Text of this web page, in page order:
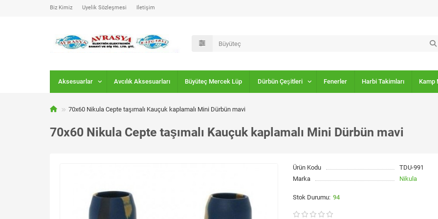
Biz Kimiz Üyelik Sözleşmesi İletişim
Aksesuarlar Avcılık Aksesuarları Büyüteç Mercek Lüp Dürbün Çeşitleri Fenerler Harbi Takimları Kamp
70x60 Nikula Cepte taşımalı Kauçuk kaplamalı Mini Dürbün mavi
70x60 Nikula Cepte taşımalı Kauçuk kaplamalı Mini Dürbün mavi
Ürün Kodu
TDU-991
Marka
Nikula
94